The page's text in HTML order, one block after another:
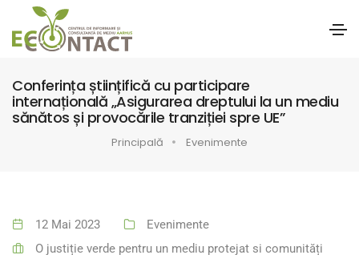
Conferința științifică cu participare
internațională „Asigurarea dreptului la un mediu
sănătos și provocările tranziției spre UE”
Principală Evenimente
12 Mai 2023
Evenimente
O justiție verde pentru un mediu protejat si comunități